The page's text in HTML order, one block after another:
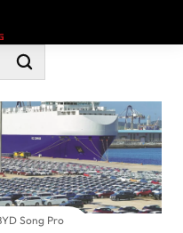
Song Pro